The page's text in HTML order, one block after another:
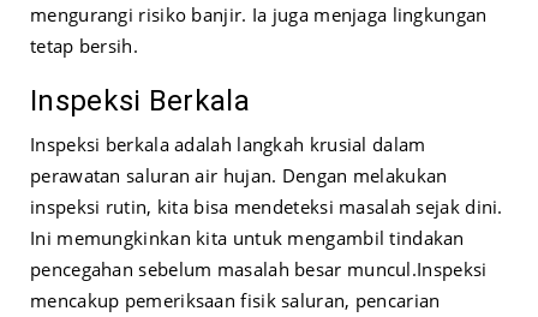
mengurangi risiko banjir. Ia juga menjaga lingkungan
tetap bersih.
Inspeksi Berkala
Inspeksi berkala adalah langkah krusial dalam
perawatan saluran air hujan. Dengan melakukan
inspeksi rutin, kita bisa mendeteksi masalah sejak dini.
Ini memungkinkan kita untuk mengambil tindakan
pencegahan sebelum masalah besar muncul.Inspeksi
mencakup pemeriksaan fisik saluran, pencarian